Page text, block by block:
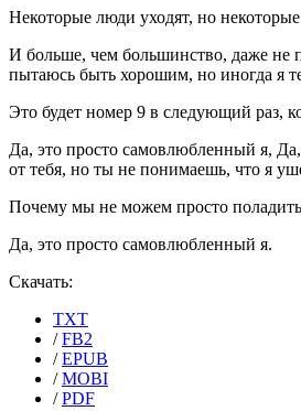
Некоторые люди уходят, но некоторые
И больше, чем большинство, даже не
пытаюсь быть хорошим, но иногда я
Это будет номер 9 в следующий раз,
Да, это просто самовлюбленный я,
от тебя, но ты не понимаешь, что я
Почему мы не можем просто
Да, это просто самовлюбленный я.
Скачать:
TXT
/FB2
/EPUB
/MOBI
/PDF